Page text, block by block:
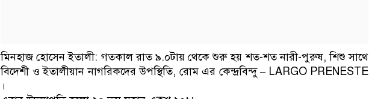
মিনহাজ হোসেন ইতালী: গতকাল রাত ৯.০টায় থেকে শুরু হয় শত-শত নারী-পুরুষ, শিশু সাথে
বিদেশী ও ইতালীয়ান নাগরিকদের উপস্থিতি, রোম এর কেন্দ্রবিন্দু – LARGO PRENESTE
।